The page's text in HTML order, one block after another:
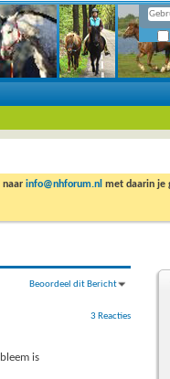
naar info@nhforum.nl met daarin je
Beoordeel dit Bericht
3 Reacties
is